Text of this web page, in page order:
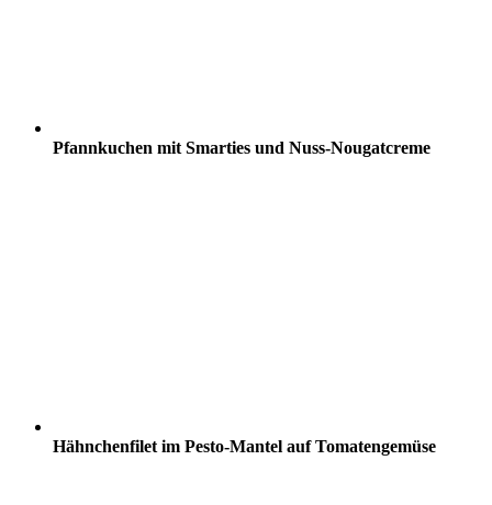
Pfannkuchen mit Smarties und Nuss-Nougatcreme
Hähnchenfilet im Pesto-Mantel auf Tomatengemüse